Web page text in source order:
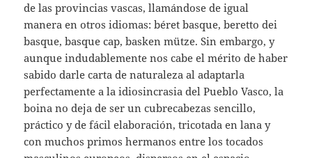
de las provincias vascas, llamándose de igual
manera en otros idiomas: béret basque, beretto dei
basque, basque cap, basken mütze. Sin embargo, y
aunque indudablemente nos cabe el mérito de haber
sabido darle carta de naturaleza al adaptarla
perfectamente a la idiosincrasia del Pueblo Vasco, la
boina no deja de ser un cubrecabezas sencillo,
práctico y de fácil elaboración, tricotada en lana y
con muchos primos hermanos entre los tocados